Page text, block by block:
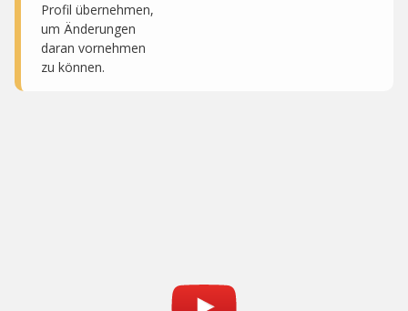
Profil übernehmen,
um Änderungen
daran vornehmen
zu können.